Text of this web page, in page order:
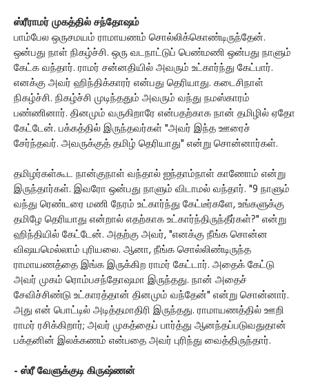
ஸ்ரீராமர் முகத்தில் சந்தோஷம்
பாம்பேல ஒருசமயம் ராமாயணம் சொல்லிக்கொண்டிருந்தேன்.
ஒன்பது நாள் நிகழ்ச்சி. ஒரு வடநாட்டுப் பெண்மணி ஒன்பது நாளும்
கேட்க வந்தார். ராமர் சன்னதியில் அவரும் உட்கார்ந்து கேட்பார்.
எனக்கு அவர் ஹிந்திக்காரர் என்பது தெரியாது. கடைசிநாள்
நிகழ்ச்சி. நிகழ்ச்சி முடிந்ததும் அவரும் வந்து நமஸ்காரம்
பண்ணினார். தினமும் வருகிறாரே என்பதற்காக நான் தமிழில் ஏதோ
கேட்டேன். பக்கத்தில் இருந்தவர்கள் "அவர் இந்த ஊரைச்
சேர்ந்தவர். அவருக்குத் தமிழ் தெரியாது" என்று சொன்னார்கள்.
தமிழர்கள்கூட நான்குநாள் வந்தால் ஐந்தாம்நாள் காணோம் என்று
இருந்தார்கள். இவரோ ஒன்பது நாளும் விடாமல் வந்தார். "9 நாளும்
வந்து ரெண்டரை மணி நேரம் உட்கார்ந்து கேட்டீர்களே, உங்களுக்கு
தமிழே தெரியாது என்றால் எதற்காக உட்கார்ந்திருந்தீர்கள்?" என்று
ஹிந்தியில் கேட்டேன். அதற்கு அவர், "எனக்கு நீங்க சொன்ன
விஷயமெல்லாம் புரியலை. ஆனா, நீங்க சொல்லிண்டிருந்த
ராமாயணத்தை இங்க இருக்கிற ராமர் கேட்டார். அதைக் கேட்டு
அவர் முகம் ரொம்பசந்தோஷமா இருந்தது. நான் அதைச்
சேவிச்சிண்டு உட்காரத்தான் தினமும் வந்தேன்" என்று சொன்னார்.
அது என் பொட்டில் அடித்தமாதிரி இருந்தது. ராமாயணத்தில் ஊறி
ராமர் ரசிக்கிறார்; அவர் முகத்தைப் பார்த்து ஆனந்தப்படுவதுதான்
பக்தனின் இலக்கணம் என்பதை அவர் புரிந்து வைத்திருந்தார்.
- ஸ்ரீ வேளுக்குடி கிருஷ்ணன்